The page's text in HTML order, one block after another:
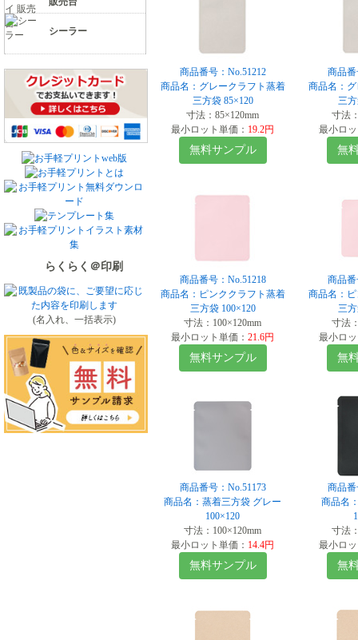
シーラー
らくらく＠印刷
(名入れ、一括表示)
商品番号：No.51212
商品名：グレークラフト蒸着
三方袋 85×120
寸法：85×120mm
最小ロット単価： 19.2円
無料サンプル
商品番
商品名：
三
寸法
最小ロ
無
商品番号：No.51218
商品名：ピンククラフト蒸着
三方袋 100×120
寸法：100×120mm
最小ロット単価： 21.6円
無料サンプル
商品番
商品名：
三
寸法
最小ロ
無
商品番号：No.51173
商品名：蒸着三方袋 グレー
100×120
寸法：100×120mm
最小ロット単価： 14.4円
無料サンプル
商品番
商品名
寸法
最小ロ
無